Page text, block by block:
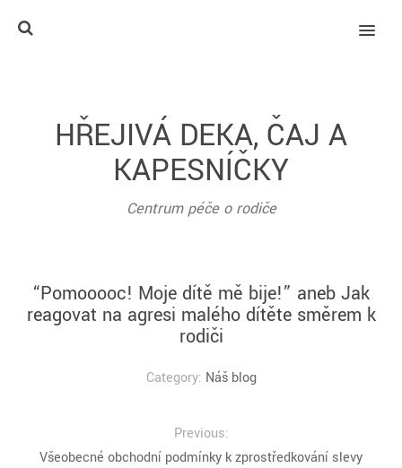
MENU
HŘEJIVÁ DEKA, ČAJ A
KAPESNÍČKY
Centrum péče o rodiče
“Pomooooc! Moje dítě mě bije!” aneb Jak
reagovat na agresi malého dítěte směrem k
rodiči
Category: Náš blog
Previous:
Všeobecné obchodní podmínky k zprostředkování slevy